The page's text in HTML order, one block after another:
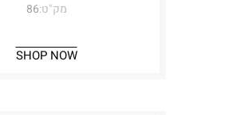
מק"ט:86
SHOP NOW